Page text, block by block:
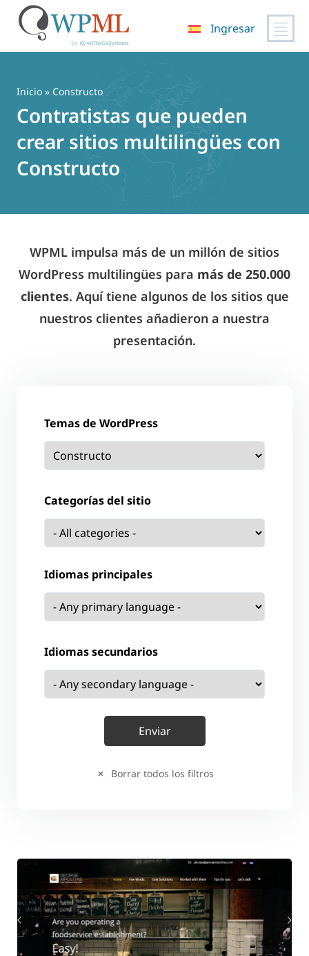
contenido
Ingresar
Inicio » Constructo
Contratistas que pueden
crear sitios multilingües con
Constructo
WPML impulsa más de un millón de sitios
WordPress multilingües para más de 250.000
clientes. Aquí tiene algunos de los sitios que
nuestros clientes añadieron a nuestra
presentación.
Temas de WordPress
Categorías del sitio
Idiomas principales
Idiomas secundarios
Borrar todos los filtros